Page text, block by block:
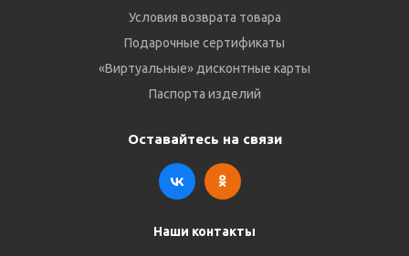
Условия возврата товара
Подарочные сертификаты
«Виртуальные» дисконтные карты
Паспорта изделий
Оставайтесь на связи
Наши контакты